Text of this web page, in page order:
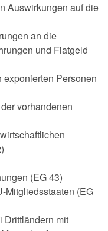
Auswirkungen auf die
an die
und Fiatgeld
Personen
vorhandenen
(EG 43)
Mitgliedsstaaten (EG
Drittländern mit